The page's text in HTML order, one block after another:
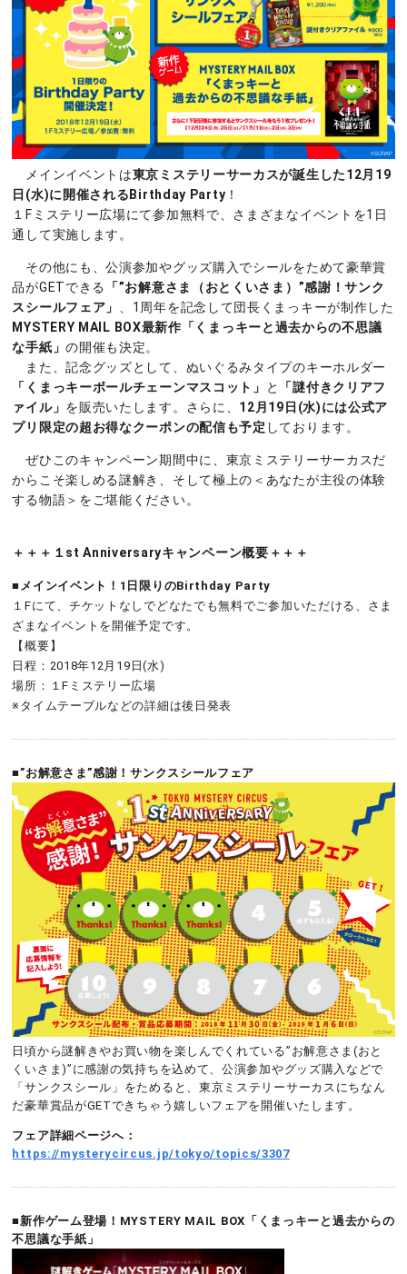
メインイベントは東京ミステリーサーカスが誕生した12月19
日(水)に開催されるBirthday Party ！
１Fミステリー広場にて参加無料で、さまざまなイベントを1日
通して実施します。
その他にも、公演参加やグッズ購入でシールをためて豪華賞
品がGETできる
「”お解意さま（おとくいさま）”感謝！サンク
スシールフェア」
、1周年を記念して団長くまっキーが制作した
MYSTERY MAIL BOX最新作「くまっキーと過去からの不思議
な手紙」の開催も決定。
また、記念グッズとして、ぬいぐるみタイプのキーホルダー
「くまっキーボールチェーンマスコット」
と
「謎付きクリアフ
ァイル」 を販売いたします。さらに、 12月19日(水)には公式ア
プリ限定の超お得なクーポンの配信も予定 しております。
ぜひこのキャンペーン期間中に、東京ミステリーサーカスだ
からこそ楽しめる謎解き、そして極上の＜あなたが主役の体験
する物語＞をご堪能ください。
＋＋＋１st Anniversaryキャンペーン概要＋＋＋
■メインイベント！1日限りのBirthday Party
１Fにて、チケットなしでどなたでも無料でご参加いただける、さま
ざまなイベントを開催予定です。
【概要】
日程：2018年12月19日(水)
場所：１Fミステリー広場
※タイムテーブルなどの詳細は後日発表
■”お解意さま”感謝！サンクスシールフェア
日頃から謎解きやお買い物を楽しんでくれている”お解意さま(おと
くいさま)”に感謝の気持ちを込めて、公演参加やグッズ購入などで
「サンクスシール」をためると、東京ミステリーサーカスにちなん
だ豪華賞品がGETできちゃう嬉しいフェアを開催いたします。
フェア詳細ページへ：
https://mysterycircus.jp/tokyo/topics/3307
■新作ゲーム登場！MYSTERY MAIL BOX「くまっキーと過去からの
不思議な手紙」